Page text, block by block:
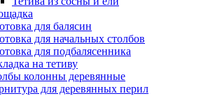
для балясин
для начальных столбов
для подбалясенника
на тетиву
колонны деревянные
для деревянных перил